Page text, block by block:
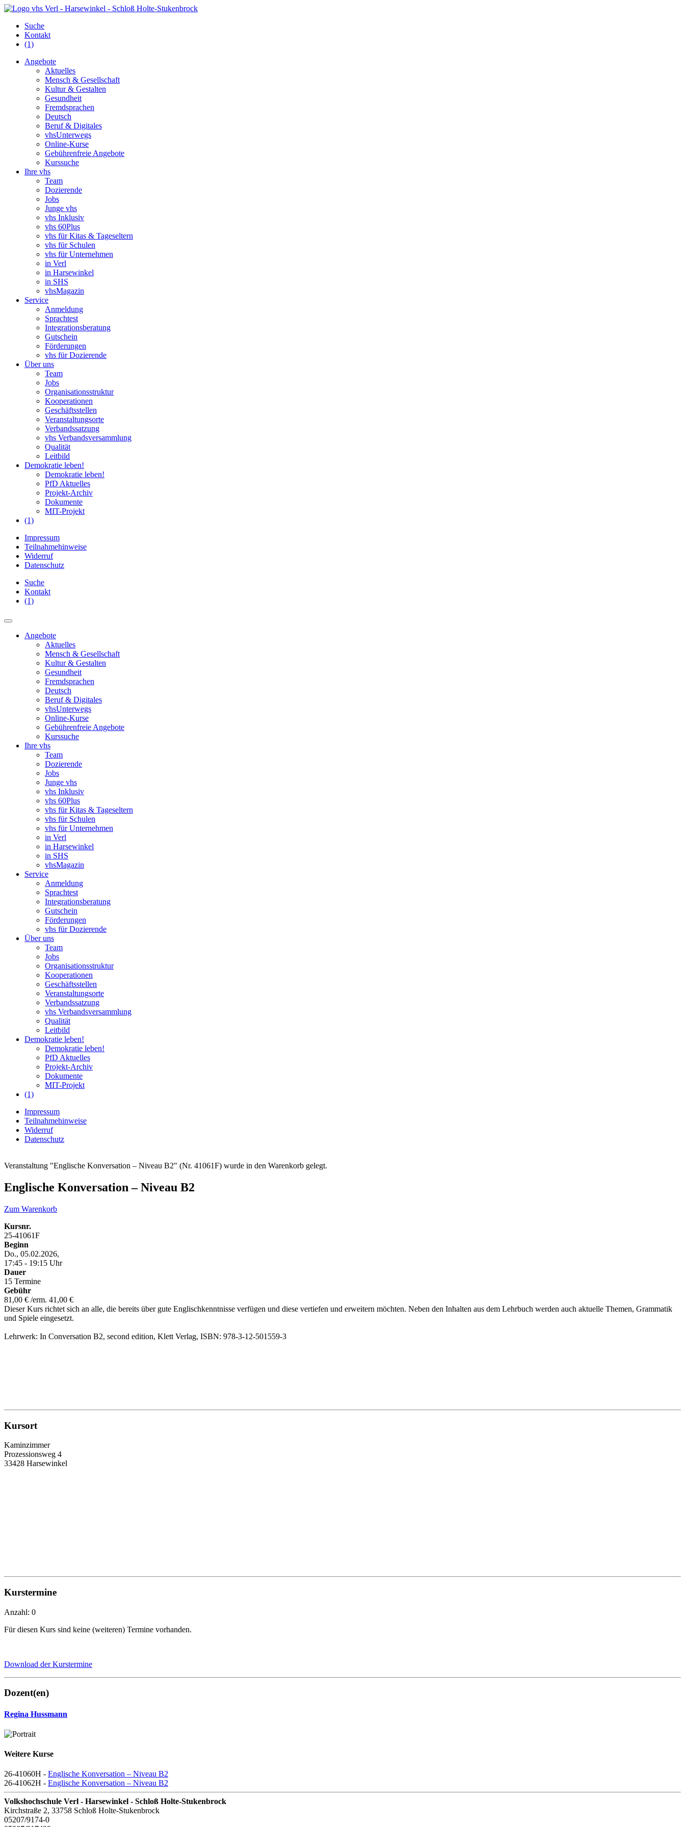
Suche
Kontakt
(1)
Angebote
Aktuelles
Mensch & Gesellschaft
Kultur & Gestalten
Gesundheit
Fremdsprachen
Deutsch
Beruf & Digitales
vhsUnterwegs
Online-Kurse
Gebührenfreie Angebote
Kurssuche
Ihre vhs
Team
Dozierende
Jobs
Junge vhs
vhs Inklusiv
vhs 60Plus
vhs für Kitas & Tageseltern
vhs für Schulen
vhs für Unternehmen
in Verl
in Harsewinkel
in SHS
vhsMagazin
Service
Anmeldung
Sprachtest
Integrationsberatung
Gutschein
Förderungen
vhs für Dozierende
Über uns
Team
Jobs
Organisationsstruktur
Kooperationen
Geschäftsstellen
Veranstaltungsorte
Verbandssatzung
vhs Verbandsversammlung
Qualität
Leitbild
Demokratie leben!
Demokratie leben!
PfD Aktuelles
Projekt-Archiv
Dokumente
MIT-Projekt
(1)
Impressum
Teilnahmehinweise
Widerruf
Datenschutz
Suche
Kontakt
(1)
Angebote
Aktuelles
Mensch & Gesellschaft
Kultur & Gestalten
Gesundheit
Fremdsprachen
Deutsch
Beruf & Digitales
vhsUnterwegs
Online-Kurse
Gebührenfreie Angebote
Kurssuche
Ihre vhs
Team
Dozierende
Jobs
Junge vhs
vhs Inklusiv
vhs 60Plus
vhs für Kitas & Tageseltern
vhs für Schulen
vhs für Unternehmen
in Verl
in Harsewinkel
in SHS
vhsMagazin
Service
Anmeldung
Sprachtest
Integrationsberatung
Gutschein
Förderungen
vhs für Dozierende
Über uns
Team
Jobs
Organisationsstruktur
Kooperationen
Geschäftsstellen
Veranstaltungsorte
Verbandssatzung
vhs Verbandsversammlung
Qualität
Leitbild
Demokratie leben!
Demokratie leben!
PfD Aktuelles
Projekt-Archiv
Dokumente
MIT-Projekt
(1)
Impressum
Teilnahmehinweise
Widerruf
Datenschutz
Veranstaltung "Englische Konversation – Niveau B2" (Nr. 41061F) wurde in den Warenkorb gelegt.
Englische Konversation – Niveau B2
Zum Warenkorb
Kursnr.
25-41061F
Beginn
Do., 05.02.2026,
17:45 - 19:15 Uhr
Dauer
15 Termine
Gebühr
81,00 € /erm. 41,00 €
Dieser Kurs richtet sich an alle, die bereits über gute Englischkenntnisse verfügen und diese vertiefen und erweitern möchten. Neben den Inhalten aus dem Lehrbuch werden auch aktuelle Themen, Grammatik
und Spiele eingesetzt.
Lehrwerk: In Conversation B2, second edition, Klett Verlag, ISBN: 978-3-12-501559-3
Kursort
Kaminzimmer
Prozessionsweg 4
33428 Harsewinkel
Kurstermine
Anzahl: 0
Für diesen Kurs sind keine (weiteren) Termine vorhanden.
Download der Kurstermine
Dozent(en)
Regina Hussmann
Weitere Kurse
26-41060H - Englische Konversation – Niveau B2
26-41062H - Englische Konversation – Niveau B2
Volkshochschule Verl - Harsewinkel - Schloß Holte-Stukenbrock
Kirchstraße 2, 33758 Schloß Holte-Stukenbrock
05207/9174-0